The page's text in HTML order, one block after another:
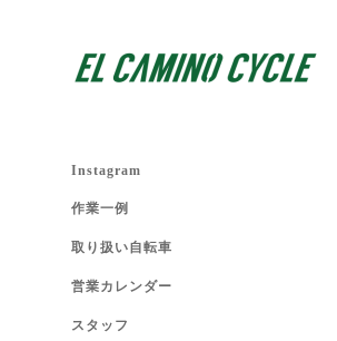
Instagram
作業一例
取り扱い自転車
営業カレンダー
スタッフ